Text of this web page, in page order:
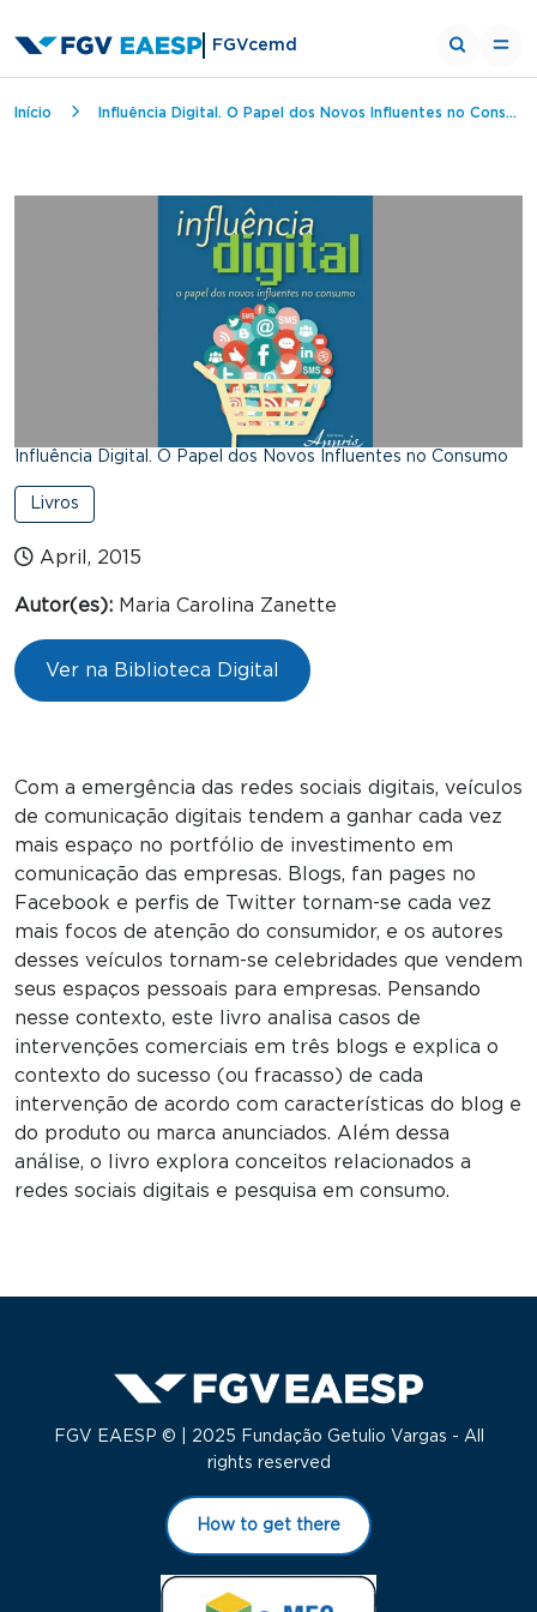
FGVcemd
Breadcrumb
Início Influência Digital. O Papel dos Novos Influentes no Consumo
Influência Digital. O Papel dos Novos Influentes no Consumo
Livros
April, 2015
Autor(es): Maria Carolina Zanette
Ver na Biblioteca Digital
Com a emergência das redes sociais digitais, veículos
de comunicação digitais tendem a ganhar cada vez
mais espaço no portfólio de investimento em
comunicação das empresas. Blogs, fan pages no
Facebook e perfis de Twitter tornam-se cada vez
mais focos de atenção do consumidor, e os autores
desses veículos tornam-se celebridades que vendem
seus espaços pessoais para empresas. Pensando
nesse contexto, este livro analisa casos de
intervenções comerciais em três blogs e explica o
contexto do sucesso (ou fracasso) de cada
intervenção de acordo com características do blog e
do produto ou marca anunciados. Além dessa
análise, o livro explora conceitos relacionados a
redes sociais digitais e pesquisa em consumo.
FGV EAESP © | 2025 Fundação Getulio Vargas - All
rights reserved
How to get there